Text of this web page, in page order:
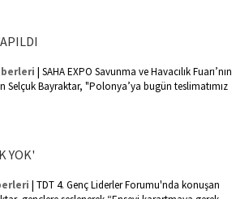
| SAHA EXPO Savunma ve Havacılık Fuarı’nın
Bayraktar, "Polonya’ya bugün teslimatımız
YOK'
| TDT 4. Genç Liderler Forumu'nda konuşan